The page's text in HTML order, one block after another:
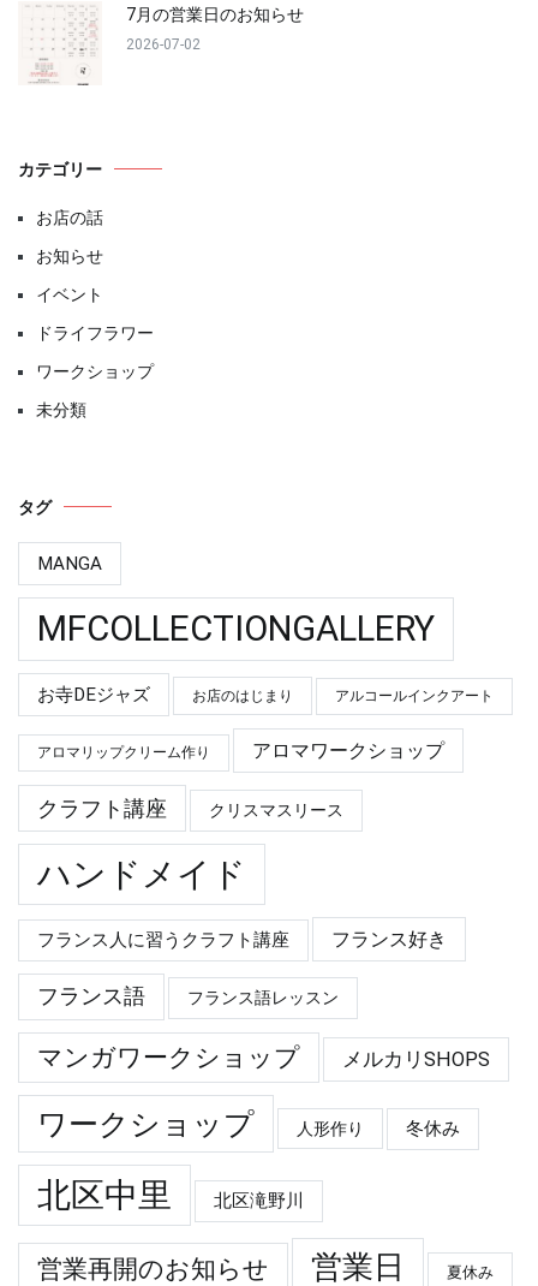
7月の営業日のお知らせ
2026-07-02
カテゴリー
お店の話
お知らせ
イベント
ドライフラワー
ワークショップ
未分類
タグ
MANGA
MFCOLLECTIONGALLERY
お寺DEジャズ お店のはじまり アルコールインクアート
アロマリップクリーム作り アロマワークショップ
クラフト講座 クリスマスリース
ハンドメイド
フランス人に習うクラフト講座 フランス好き
フランス語 フランス語レッスン
マンガワークショップ メルカリSHOPS
ワークショップ 人形作り 冬休み
北区中里 北区滝野川
営業再開のお知らせ 営業日 夏休み